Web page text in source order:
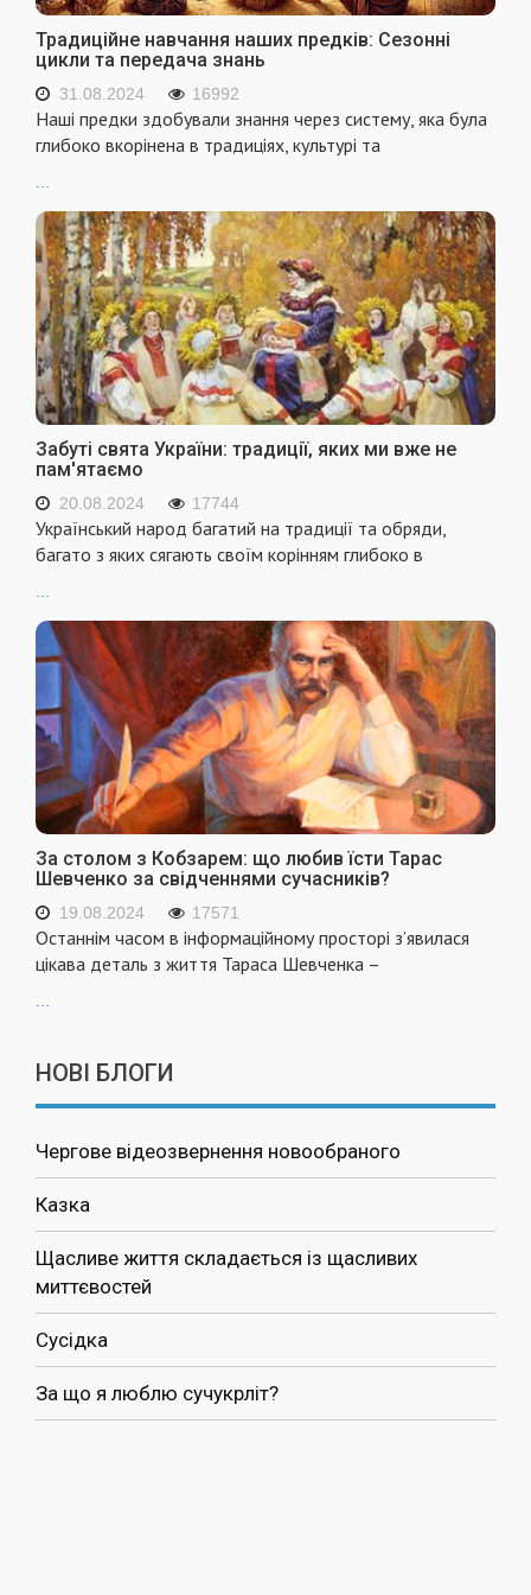
Традиційне навчання наших предків: Сезонні
цикли та передача знань
31.08.2024 16992
Наші предки здобували знання через систему, яка була
глибоко вкорінена в традиціях, культурі та
Забуті свята України: традиції, яких ми вже не
пам'ятаємо
20.08.2024 17744
Український народ багатий на традиції та обряди,
багато з яких сягають своїм корінням глибоко в
За столом з Кобзарем: що любив їсти Тарас
Шевченко за свідченнями сучасників?
19.08.2024 17571
Останнім часом в інформаційному просторі з’явилася
цікава деталь з життя Тараса Шевченка –
...
НОВІ БЛОГИ
Чергове відеозвернення новообраного
Казка
Щасливе життя складається із щасливих
миттєвостей
Сусідка
За що я люблю сучукрліт?